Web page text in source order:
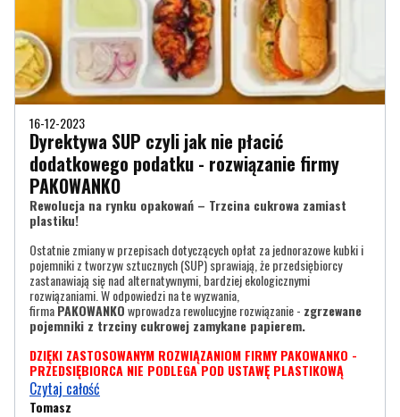
16-12-2023
Dyrektywa SUP czyli jak nie płacić
dodatkowego podatku - rozwiązanie firmy
PAKOWANKO
Rewolucja na rynku opakowań – Trzcina cukrowa zamiast
plastiku!
Ostatnie zmiany w przepisach dotyczących opłat za jednorazowe kubki i
pojemniki z tworzyw sztucznych (SUP) sprawiają, że przedsiębiorcy
zastanawiają się nad alternatywnymi, bardziej ekologicznymi
rozwiązaniami. W odpowiedzi na te wyzwania,
firmaPAKOWANKOwprowadza rewolucyjne rozwiązanie - zgrzewane
pojemniki z trzciny cukrowej zamykane papierem.
DZIĘKI ZASTOSOWANYM ROZWIĄZANIOM FIRMY PAKOWANKO -
PRZEDSIĘBIORCA NIE PODLEGA POD USTAWĘ PLASTIKOWĄ
Czytaj całość
Tomasz